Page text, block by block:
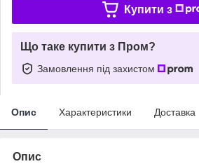
Купити з
Що таке купити з Пром?
Замовлення під захистом
Опис Характеристики Доставка
Опис